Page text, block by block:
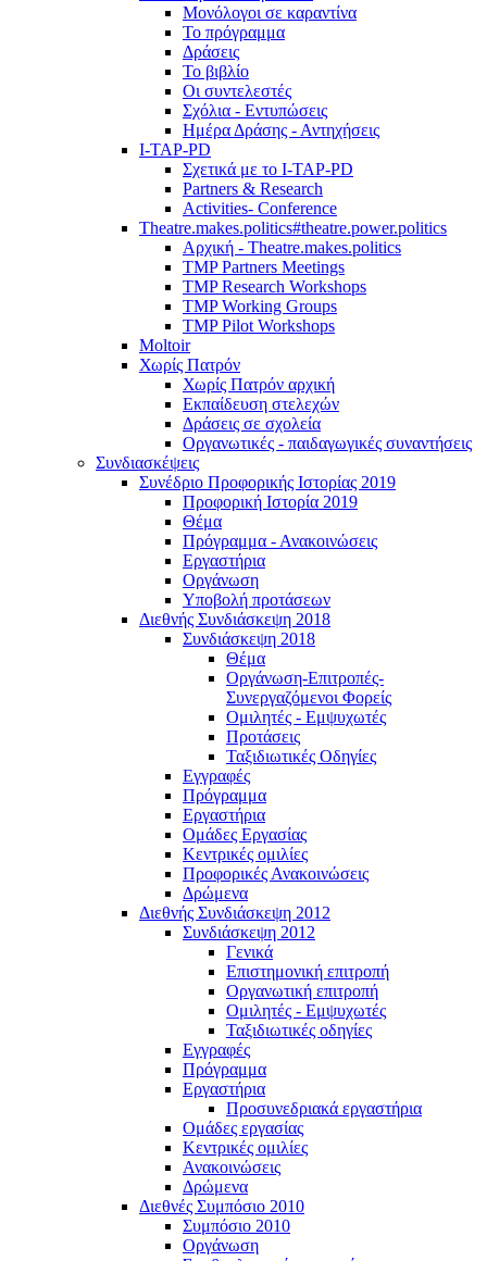
Μονόλογοι σε καραντίνα
Το πρόγραμμα
Δράσεις
Το βιβλίο
Οι συντελεστές
Σχόλια - Εντυπώσεις
Ημέρα Δράσης - Αντηχήσεις
I-TAP-PD
Σχετικά με το I-TAP-PD
Partners & Research
Activities- Conference
Theatre.makes.politics#theatre.power.politics
Αρχική - Theatre.makes.politics
TMP Partners Meetings
TMP Research Workshops
TMP Working Groups
TMP Pilot Workshops
Moltoir
Χωρίς Πατρόν
Χωρίς Πατρόν αρχική
Εκπαίδευση στελεχών
Δράσεις σε σχολεία
Οργανωτικές - παιδαγωγικές συναντήσεις
Συνδιασκέψεις
Συνέδριο Προφορικής Ιστορίας 2019
Προφορική Ιστορία 2019
Θέμα
Πρόγραμμα - Ανακοινώσεις
Εργαστήρια
Οργάνωση
Υποβολή προτάσεων
Διεθνής Συνδιάσκεψη 2018
Συνδιάσκεψη 2018
Θέμα
Οργάνωση-Επιτροπές-
Συνεργαζόμενοι Φορείς
Ομιλητές - Εμψυχωτές
Προτάσεις
Ταξιδιωτικές Οδηγίες
Εγγραφές
Πρόγραμμα
Εργαστήρια
Ομάδες Εργασίας
Κεντρικές ομιλίες
Προφορικές Ανακοινώσεις
Δρώμενα
Διεθνής Συνδιάσκεψη 2012
Συνδιάσκεψη 2012
Γενικά
Επιστημονική επιτροπή
Οργανωτική επιτροπή
Ομιλητές - Εμψυχωτές
Ταξιδιωτικές οδηγίες
Εγγραφές
Πρόγραμμα
Εργαστήρια
Προσυνεδριακά εργαστήρια
Ομάδες εργασίας
Κεντρικές ομιλίες
Ανακοινώσεις
Δρώμενα
Διεθνές Συμπόσιο 2010
Συμπόσιο 2010
Οργάνωση